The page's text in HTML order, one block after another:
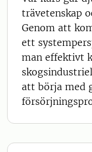
trävetenskap
Genom att
ett
man effektivt
att börja med
aptering,